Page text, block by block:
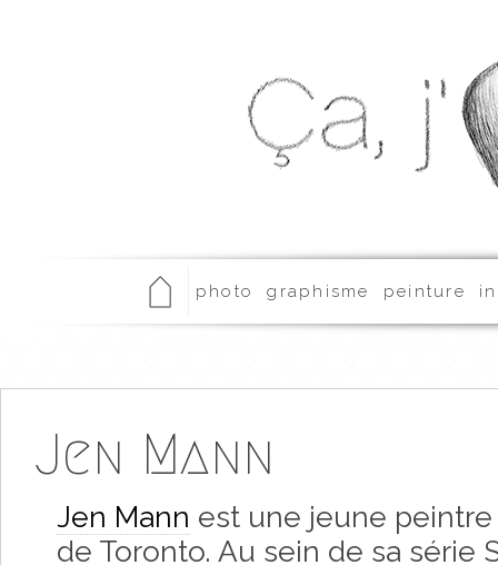
photo graphisme peinture
Jen Mann
Jen Mann est une jeune
de Toronto. Au sein de sa série